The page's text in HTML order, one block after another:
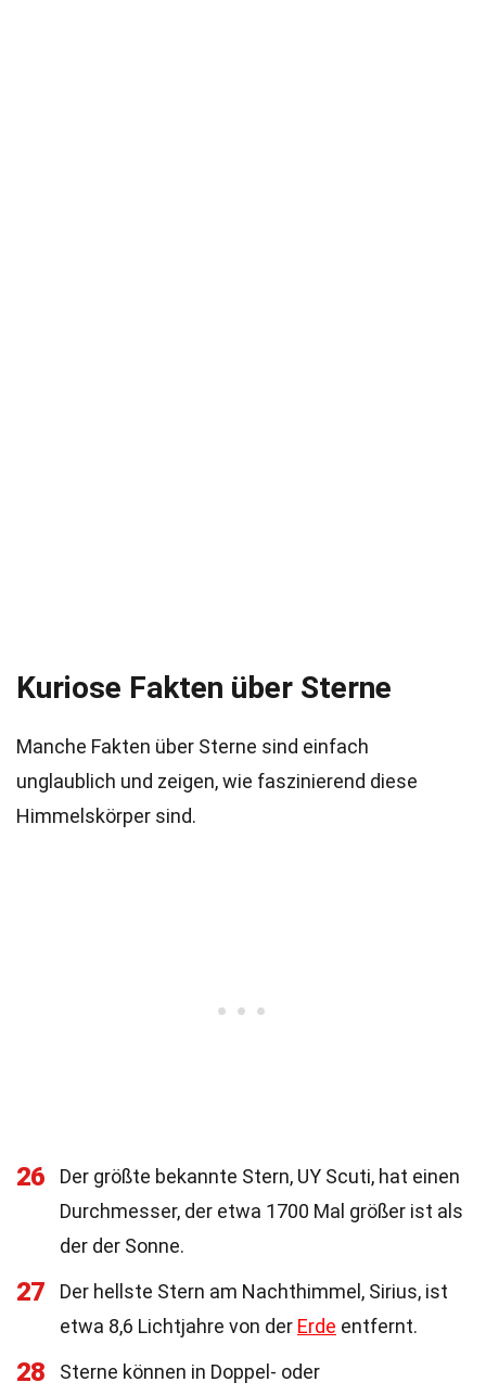
Kuriose Fakten über Sterne
Manche Fakten über Sterne sind einfach
unglaublich und zeigen, wie faszinierend diese
Himmelskörper sind.
26
Der größte bekannte Stern, UY Scuti, hat einen
Durchmesser, der etwa 1700 Mal größer ist als
der der Sonne.
27
Der hellste Stern am Nachthimmel, Sirius, ist
etwa 8,6 Lichtjahre von der Erde entfernt.
28 Sterne können in Doppel- oder